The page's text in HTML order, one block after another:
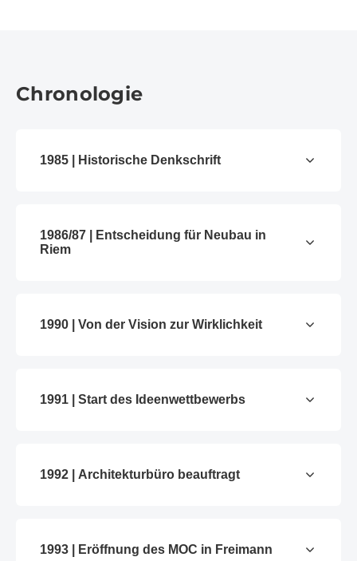
Chronologie
1985 | Historische Denkschrift
1986/87 | Entscheidung für Neubau in
Riem
1990 | Von der Vision zur Wirklichkeit
1991 | Start des Ideenwettbewerbs
1992 | Architekturbüro beauftragt
1993 | Eröffnung des MOC in Freimann